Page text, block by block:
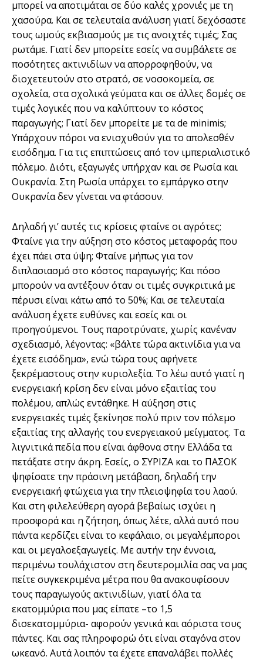
μπορεί να αποτιμάται σε δύο καλές χρονιές με τη
χασούρα. Και σε τελευταία ανάλυση γιατί δεχόσαστε
τους ωμούς εκβιασμούς με τις ανοιχτές τιμές; Σας
ρωτάμε. Γιατί δεν μπορείτε εσείς να συμβάλετε σε
ποσότητες ακτινιδίων να απορροφηθούν, να
διοχετευτούν στο στρατό, σε νοσοκομεία, σε
σχολεία, στα σχολικά γεύματα και σε άλλες δομές σε
τιμές λογικές που να καλύπτουν το κόστος
παραγωγής; Γιατί δεν μπορείτε με τα de minimis;
Υπάρχουν πόροι να ενισχυθούν για το απολεσθέν
εισόδημα. Για τις επιπτώσεις από τον ιμπεριαλιστικό
πόλεμο. Διότι, εξαγωγές υπήρχαν και σε Ρωσία και
Ουκρανία. Στη Ρωσία υπάρχει το εμπάργκο στην
Ουκρανία δεν γίνεται να φτάσουν.
Δηλαδή γι’ αυτές τις κρίσεις φταίνε οι αγρότες;
Φταίνε για την αύξηση στο κόστος μεταφοράς που
έχει πάει στα ύψη; Φταίνε μήπως για τον
διπλασιασμό στο κόστος παραγωγής; Και πόσο
μπορούν να αντέξουν όταν οι τιμές συγκριτικά με
πέρυσι είναι κάτω από το 50%; Και σε τελευταία
ανάλυση έχετε ευθύνες και εσείς και οι
προηγούμενοι. Τους παροτρύνατε, χωρίς κανέναν
σχεδιασμό, λέγοντας: «βάλτε τώρα ακτινίδια για να
έχετε εισόδημα», ενώ τώρα τους αφήνετε
ξεκρέμαστους στην κυριολεξία. Το λέω αυτό γιατί η
ενεργειακή κρίση δεν είναι μόνο εξαιτίας του
πολέμου, απλώς εντάθηκε. Η αύξηση στις
ενεργειακές τιμές ξεκίνησε πολύ πριν τον πόλεμο
εξαιτίας της αλλαγής του ενεργειακού μείγματος. Τα
λιγνιτικά πεδία που είναι άφθονα στην Ελλάδα τα
πετάξατε στην άκρη. Εσείς, ο ΣΥΡΙΖΑ και το ΠΑΣΟΚ
ψηφίσατε την πράσινη μετάβαση, δηλαδή την
ενεργειακή φτώχεια για την πλειοψηφία του λαού.
Και στη φιλελεύθερη αγορά βεβαίως ισχύει η
προσφορά και η ζήτηση, όπως λέτε, αλλά αυτό που
πάντα κερδίζει είναι το κεφάλαιο, οι μεγαλέμποροι
και οι μεγαλοεξαγωγείς. Με αυτήν την έννοια,
περιμένω τουλάχιστον στη δευτερομιλία σας να μας
πείτε συγκεκριμένα μέτρα που θα ανακουφίσουν
τους παραγωγούς ακτινιδίων, γιατί όλα τα
εκατομμύρια που μας είπατε –το 1,5
δισεκατομμύρια- αφορούν γενικά και αόριστα τους
πάντες. Και σας πληροφορώ ότι είναι σταγόνα στον
ωκεανό. Αυτά λοιπόν τα έχετε επαναλάβει πολλές